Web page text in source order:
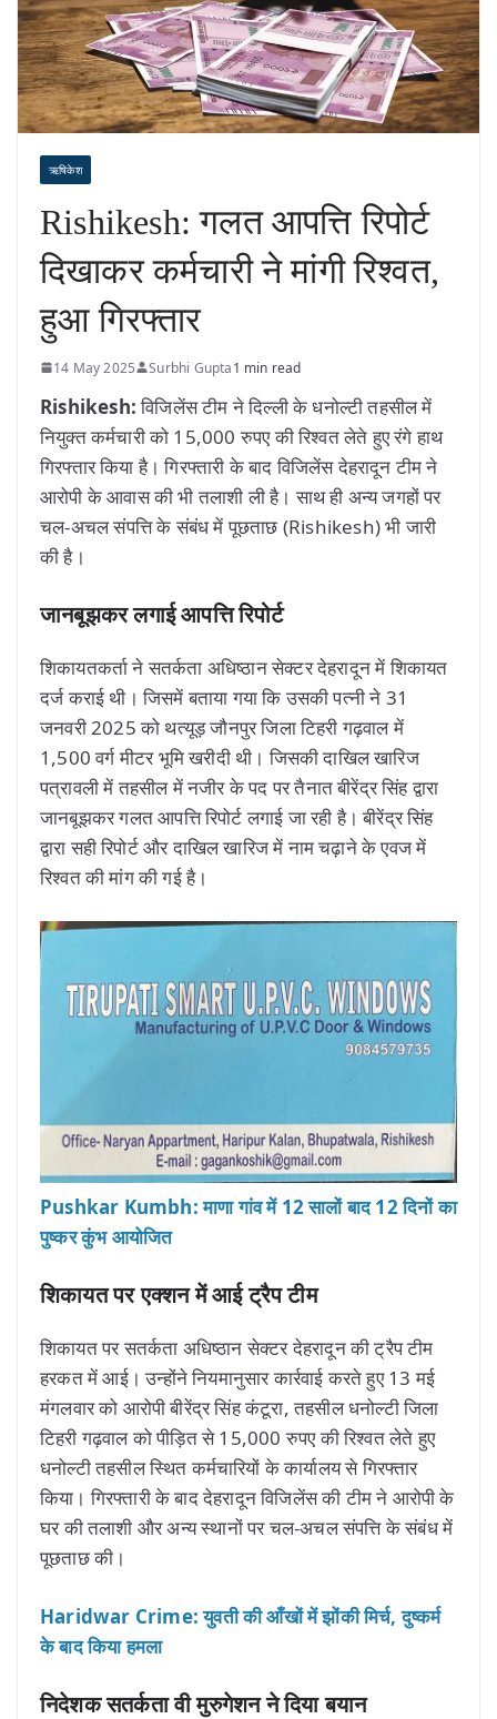
ऋषिकेश
Rishikesh: गलत आपत्ति रिपोर्ट
दिखाकर कर्मचारी ने मांगी रिश्वत,
हुआ गिरफ्तार
14 May 2025 Surbhi Gupta1 min read
Rishikesh:विजिलेंस टीम ने दिल्ली के धनोल्टी तहसील में
नियुक्त कर्मचारी को 15,000 रुपए की रिश्वत लेते हुए रंगे हाथ
गिरफ्तार किया है। गिरफ्तारी के बाद विजिलेंस देहरादून टीम ने
आरोपी के आवास की भी तलाशी ली है। साथ ही अन्य जगहों पर
चल-अचल संपत्ति के संबंध में पूछताछ (Rishikesh) भी जारी
की है।
जानबूझकर लगाई आपत्ति रिपोर्ट
शिकायतकर्ता ने सतर्कता अधिष्ठान सेक्टर देहरादून में शिकायत
दर्ज कराई थी। जिसमें बताया गया कि उसकी पत्नी ने 31
जनवरी 2025 को थत्यूड़ जौनपुर जिला टिहरी गढ़वाल में
1,500 वर्ग मीटर भूमि खरीदी थी। जिसकी दाखिल खारिज
पत्रावली में तहसील में नजीर के पद पर तैनात बीरेंद्र सिंह द्वारा
जानबूझकर गलत आपत्ति रिपोर्ट लगाई जा रही है। बीरेंद्र सिंह
द्वारा सही रिपोर्ट और दाखिल खारिज में नाम चढ़ाने के एवज में
रिश्वत की मांग की गई है।
Pushkar Kumbh: माणा गांव में 12 सालों बाद 12 दिनों का
पुष्कर कुंभ आयोजित
शिकायत पर एक्शन में आई ट्रैप टीम
शिकायत पर सतर्कता अधिष्ठान सेक्टर देहरादून की ट्रैप टीम
हरकत में आई। उन्होंने नियमानुसार कार्रवाई करते हुए 13 मई
मंगलवार को आरोपी बीरेंद्र सिंह कंटूरा, तहसील धनोल्टी जिला
टिहरी गढ़वाल को पीड़ित से 15,000 रुपए की रिश्वत लेते हुए
धनोल्टी तहसील स्थित कर्मचारियों के कार्यालय से गिरफ्तार
किया। गिरफ्तारी के बाद देहरादून विजिलेंस की टीम ने आरोपी के
घर की तलाशी और अन्य स्थानों पर चल-अचल संपत्ति के संबंध में
पूछताछ की।
Haridwar Crime: युवती की आँखों में झोंकी मिर्च, दुष्कर्म
के बाद किया हमला
निदेशक सतर्कता वी मुरुगेशन ने दिया बयान